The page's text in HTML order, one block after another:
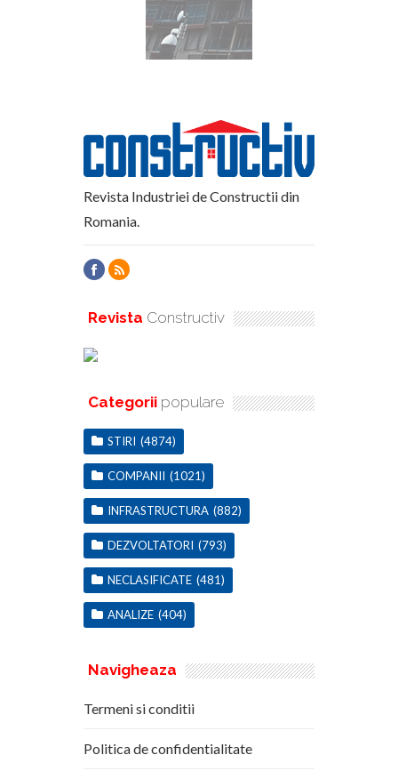
Revista Industriei de Constructii din
Romania.
Revista Constructiv
Categorii populare
STIRI (4874)
COMPANII (1021)
INFRASTRUCTURA (882)
DEZVOLTATORI (793)
NECLASIFICATE (481)
ANALIZE (404)
Navigheaza
Termeni si conditii
Politica de confidentialitate